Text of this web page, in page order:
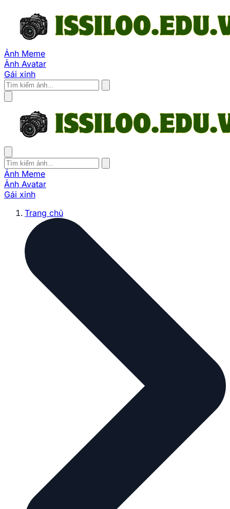
Ảnh Meme
Ảnh Avatar
Gái xinh
Ảnh Meme
Ảnh Avatar
Gái xinh
Trang chủ